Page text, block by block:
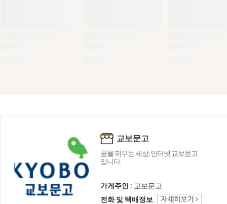
교보문고
꿈을 피우는 세상, 인터넷 교보문고
입니다.
가게주인 : 교보문고
전화 및 택배정보